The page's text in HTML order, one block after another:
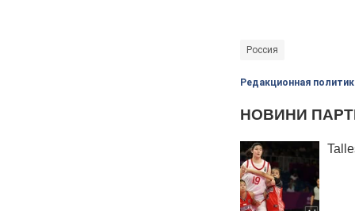
Россия
Редакционная